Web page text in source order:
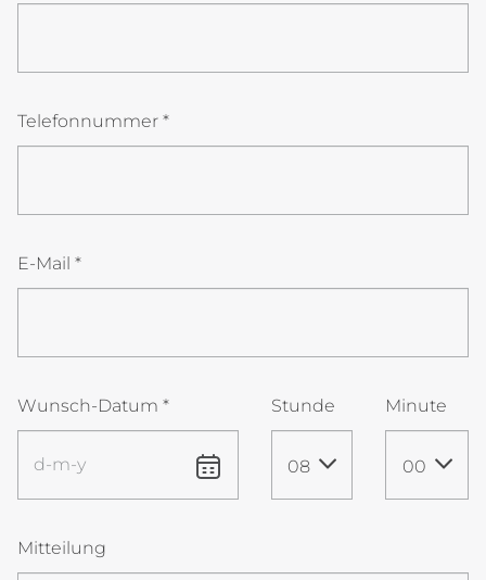
Telefonnummer *
E-Mail *
Wunsch-Datum * Stunde
08
Minute
00
Mitteilung